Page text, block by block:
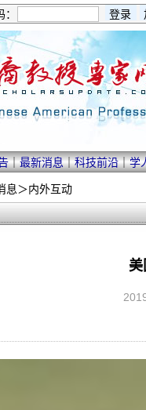
｜最新消息｜科技前沿｜学
息＞内外互动
美